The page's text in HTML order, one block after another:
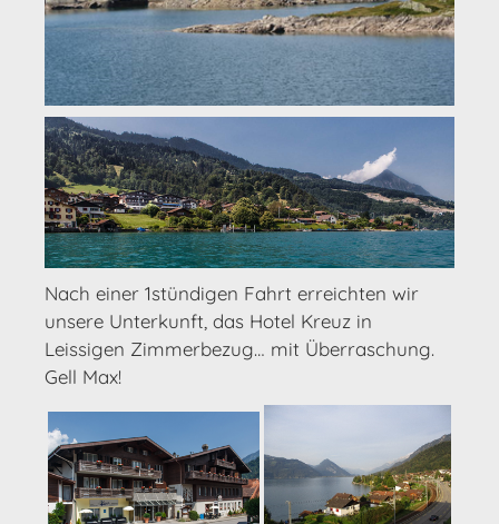
Nach einer 1stündigen Fahrt erreichten wir
unsere Unterkunft, das Hotel Kreuz in
Leissigen Zimmerbezug… mit Überraschung.
Gell Max!